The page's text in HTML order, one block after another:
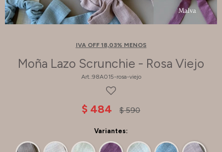
IVA OFF 18,03% MENOS
Moña Lazo Scrunchie - Rosa Viejo
98A015-rosa-viejo
$ 484 $ 590
Variantes: